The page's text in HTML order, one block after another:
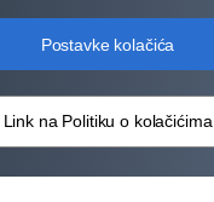
Postavke kolačića
Link na Politiku o kolačićima